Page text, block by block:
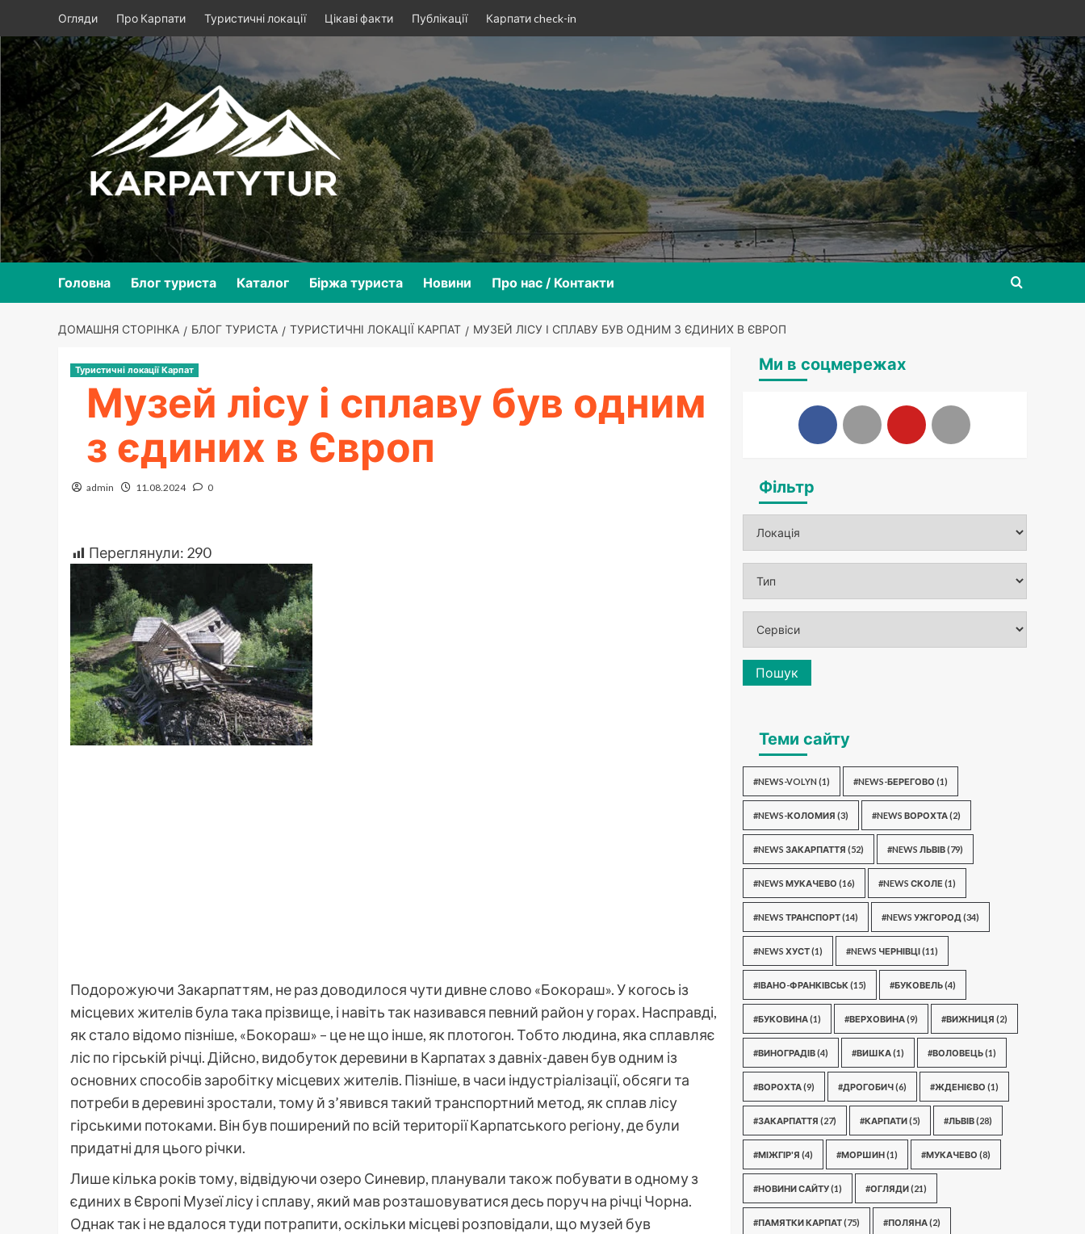
content
Огляди Про Карпати Туристичні локації Цікаві факти Публікації Карпати check-in
Головна Блог туриста Каталог Біржа туриста Новини Про нас / Контакти
ДОМАШНЯ СТОРІНКА БЛОГ ТУРИСТА ТУРИСТИЧНІ ЛОКАЦІЇ КАРПАТ МУЗЕЙ ЛІСУ І СПЛАВУ БУВ ОДНИМ З ЄДИНИХ В ЄВРОП
Туристичні локації Карпат
Музей лісу і сплаву був одним
з єдиних в Європ
admin 11.08.2024 0
Переглянули: 290
Подорожуючи Закарпаттям, не раз доводилося чути дивне слово «Бокораш». У когось із
місцевих жителів була така прізвище, і навіть так називався певний район у горах. Насправді,
як стало відомо пізніше, «Бокораш» – це не що інше, як плотогон. Тобто людина, яка сплавляє
ліс по гірській річці. Дійсно, видобуток деревини в Карпатах з давніх-давен був одним із
основних способів заробітку місцевих жителів. Пізніше, в часи індустріалізації, обсяги та
потреби в деревині зростали, тому й з’явився такий транспортний метод, як сплав лісу
гірськими потоками. Він був поширений по всій території Карпатського регіону, де були
придатні для цього річки.
Лише кілька років тому, відвідуючи озеро Синевир, планували також побувати в одному з
єдиних в Європі Музеї лісу і сплаву, який мав розташовуватися десь поруч на річці Чорна.
Однак так і не вдалося туди потрапити, оскільки місцеві розповідали, що музей був
Ми в соцмережах
Фільтр
Пошук
Теми сайту
#NEWS-VOLYN (1) #NEWS-БЕРЕГОВО (1)
#NEWS-КОЛОМИЯ (3) #NEWS ВОРОХТА(2)
#NEWS ЗАКАРПАТТЯ (52) #NEWS ЛЬВІВ(79)
#NEWS МУКАЧЕВО (16) #NEWS СКОЛЕ (1)
#NEWS ТРАНСПОРТ(14) #NEWS УЖГОРОД (34)
#NEWS ХУСТ(1) #NEWS ЧЕРНІВЦІ(11)
#ІВАНО-ФРАНКІВСЬК(15) #БУКОВЕЛЬ(4)
#БУКОВИНА(1) #ВЕРХОВИНА(9) #ВИЖНИЦЯ (2)
#ВИНОГРАДІВ(4) #ВИШКА(1) #ВОЛОВЕЦЬ(1)
#ВОРОХТА(9) #ДРОГОБИЧ(6) #ЖДЕНІЄВО (1)
#ЗАКАРПАТТЯ (27) #КАРПАТИ(5) #ЛЬВІВ(28)
#МІЖГІР'Я (4) #МОРШИН(1) #МУКАЧЕВО (8)
#НОВИНИ САЙТУ(1) #ОГЛЯДИ(21)
#ПАМЯТКИ КАРПАТ(75) #ПОЛЯНА(2)